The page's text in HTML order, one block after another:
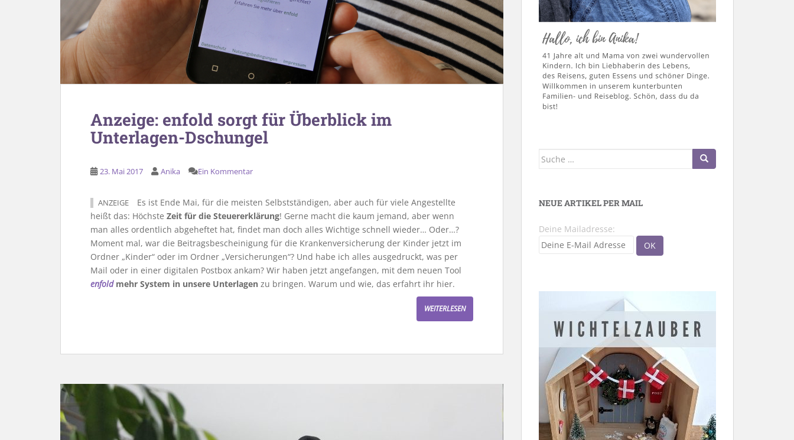
Anzeige: enfold sorgt für Überblick im
Unterlagen-Dschungel
23. Mai 2017 Anika Ein Kommentar
ANZEIGE
Es ist Ende Mai, für die meisten Selbstständigen, aber auch für viele Angestellte
heißt das: Höchste Zeit für die Steuererklärung! Gerne macht die kaum jemand, aber wenn
man alles ordentlich abgeheftet hat, findet man doch alles Wichtige schnell wieder… Oder…?
Moment mal, war die Beitragsbescheinigung für die Krankenversicherung der Kinder jetzt im
Ordner „Kinder“ oder im Ordner „Versicherungen“? Und habe ich alles ausgedruckt, was per
Mail oder in einer digitalen Postbox ankam? Wir haben jetzt angefangen, mit dem neuen Tool
enfold mehr System in unsere Unterlagen zu bringen. Warum und wie, das erfahrt ihr hier.
WEITERLESEN
Suche
NEUE ARTIKEL PER MAIL
Deine Mailadresse: